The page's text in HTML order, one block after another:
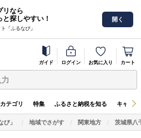
リなら
探しやすい！
「ふるなび」
開く
ガイド ログイン お気に入り カート
カテゴリ 特集 ふるさと納税を知る キャン
び」 地域でさがす 関東地方 茨城県八